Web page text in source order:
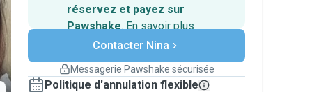
réservez et payez sur
Pawshake. En savoir plus
Paiements sécurisés
Assistance en cas de
Réservations couvertes par
nos garanties
Contacter Nina
Messagerie Pawshake sécurisée
Politique d'annulation flexible